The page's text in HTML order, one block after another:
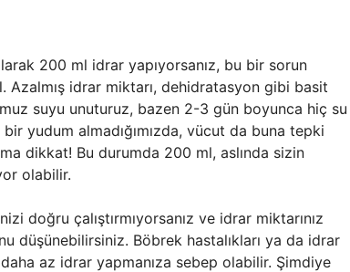
200 ml idrar yapıyorsanız, bu bir sorun
idrar miktarı, dehidratasyon gibi basit
suyu unuturuz, bazen 2-3 gün boyunca hiç su
yudum almadığımızda, vücut da buna tepki
dikkat! Bu durumda 200 ml, aslında sizin
olabilir.
doğru çalıştırmıyorsanız ve idrar miktarınız
düşünebilirsiniz. Böbrek hastalıkları ya da idrar
az idrar yapmanıza sebep olabilir. Şimdiye